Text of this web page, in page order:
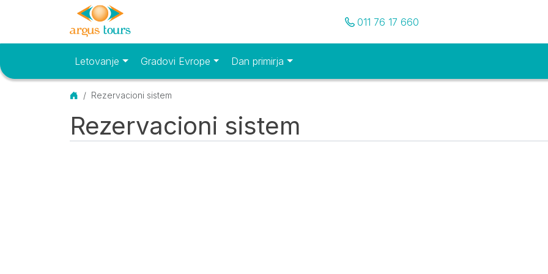
Pozovite nas
011 76 17 660
Osnovni meniLetovanje Gradovi Evrope Dan primirja
Početna
Rezervacioni sistem
Rezervacioni sistem